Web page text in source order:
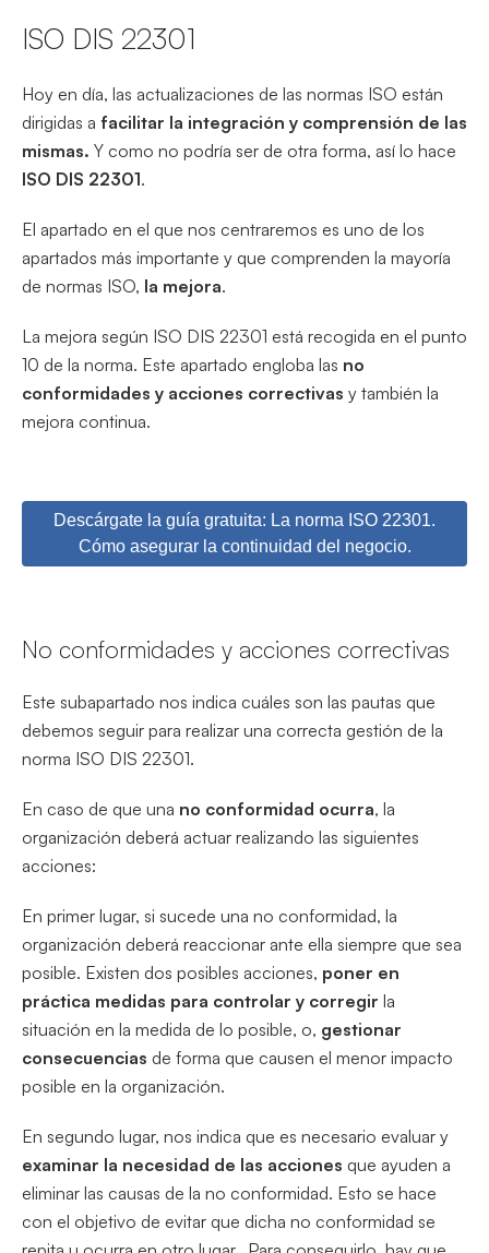
ISO DIS 22301
Hoy en día, las actualizaciones de las normas ISO están
dirigidas a facilitar la integración y comprensión de las
mismas. Y como no podría ser de otra forma, así lo hace
ISO DIS 22301.
El apartado en el que nos centraremos es uno de los
apartados más importante y que comprenden la mayoría
de normas ISO, la mejora.
La mejora según ISO DIS 22301 está recogida en el punto
10 de la norma. Este apartado engloba las no
conformidades y acciones correctivas y también la
mejora continua.
Descárgate la guía gratuita: La norma ISO 22301.
Cómo asegurar la continuidad del negocio.
No conformidades y acciones correctivas
Este subapartado nos indica cuáles son las pautas que
debemos seguir para realizar una correcta gestión de la
norma ISO DIS 22301.
En caso de que una no conformidad ocurra, la
organización deberá actuar realizando las siguientes
acciones:
En primer lugar, si sucede una no conformidad, la
organización deberá reaccionar ante ella siempre que sea
posible. Existen dos posibles acciones, poner en
práctica medidas para controlar y corregir la
situación en la medida de lo posible, o, gestionar
consecuencias de forma que causen el menor impacto
posible en la organización.
En segundo lugar, nos indica que es necesario evaluar y
examinar la necesidad de las acciones que ayuden a
eliminar las causas de la no conformidad. Esto se hace
con el objetivo de evitar que dicha no conformidad se